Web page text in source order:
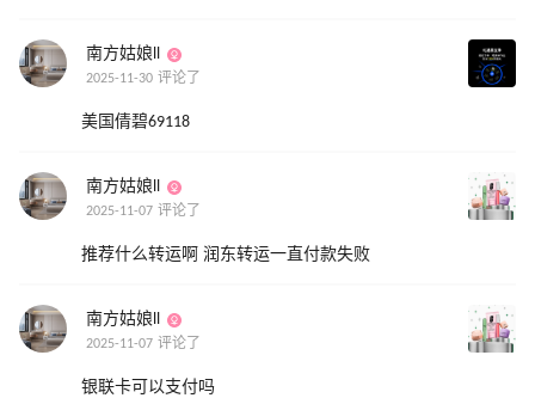
南方姑娘ll
2025-11-30 评论了
美国倩碧69118
南方姑娘ll
2025-11-07 评论了
推荐什么转运啊 润东转运一直付款失败
南方姑娘ll
2025-11-07 评论了
银联卡可以支付吗